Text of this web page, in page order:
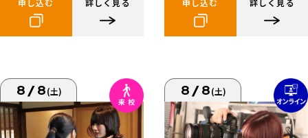
8/8(土) 8/8(土)